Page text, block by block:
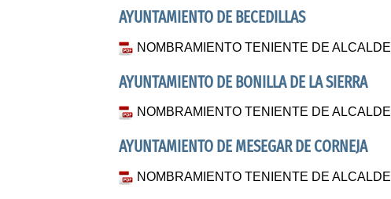
AYUNTAMIENTO DE BECEDILLAS
NOMBRAMIENTO TENIENTE DE ALCALDE
AYUNTAMIENTO DE BONILLA DE LA SIERRA
NOMBRAMIENTO TENIENTE DE ALCALDE
AYUNTAMIENTO DE MESEGAR DE CORNEJA
NOMBRAMIENTO TENIENTE DE ALCALDE